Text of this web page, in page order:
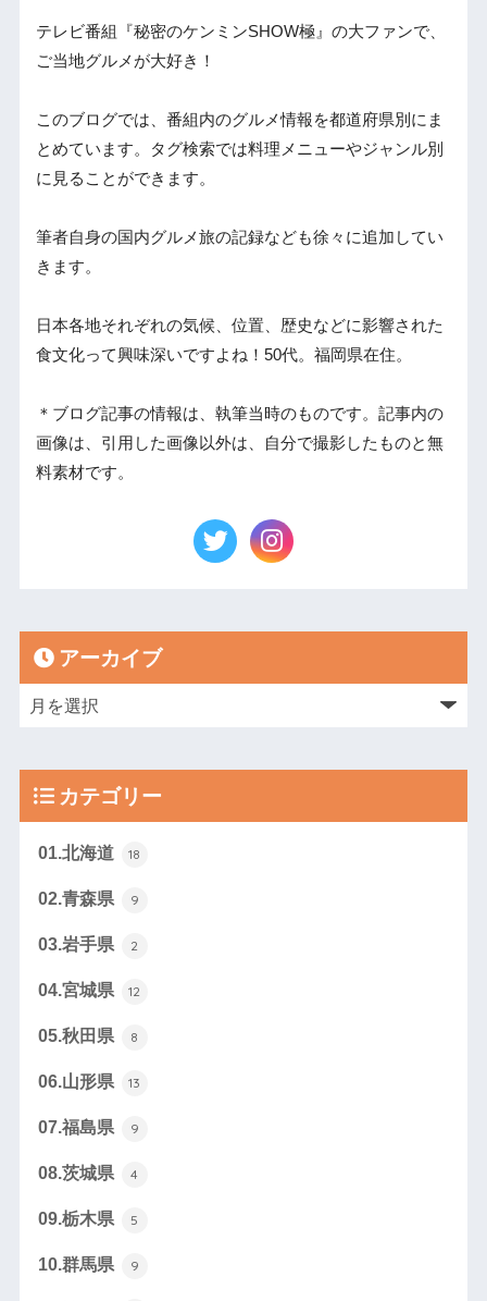
テレビ番組『秘密のケンミンSHOW極』の大ファンで、
ご当地グルメが大好き！
このブログでは、番組内のグルメ情報を都道府県別にま
とめています。タグ検索では料理メニューやジャンル別
に見ることができます。
筆者自身の国内グルメ旅の記録なども徐々に追加してい
きます。
日本各地それぞれの気候、位置、歴史などに影響された
食文化って興味深いですよね！50代。福岡県在住。
＊ブログ記事の情報は、執筆当時のものです。記事内の
画像は、引用した画像以外は、自分で撮影したものと無
料素材です。
アーカイブ
カテゴリー
01.北海道 18
02.青森県 9
03.岩手県 2
04.宮城県 12
05.秋田県 8
06.山形県 13
07.福島県 9
08.茨城県 4
09.栃木県 5
10.群馬県 9